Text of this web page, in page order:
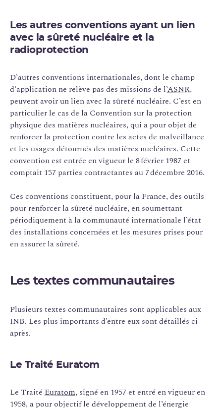
Les autres conventions ayant un lien
avec la sûreté nucléaire et la
radioprotection
D’autres conventions internationales, dont le champ
d’application ne relève pas des missions de l’ASNR,
peuvent avoir un lien avec la sûreté nucléaire. C’est en
particulier le cas de la Convention sur la protection
physique des matières nucléaires, qui a pour objet de
renforcer la protection contre les actes de malveillance
et les usages détournés des matières nucléaires. Cette
convention est entrée en vigueur le 8 février 1987 et
comptait 157 parties contractantes au 7 décembre 2016.
Ces conventions constituent, pour la France, des outils
pour renforcer la sûreté nucléaire, en soumettant
périodiquement à la communauté internationale l’état
des installations concernées et les mesures prises pour
en assurer la sûreté.
Les textes communautaires
Plusieurs textes communautaires sont applicables aux
INB. Les plus importants d’entre eux sont détaillés ci-
après.
Le Traité Euratom
Le Traité Euratom, signé en 1957 et entré en vigueur en
1958, a pour objectif le développement de l’énergie